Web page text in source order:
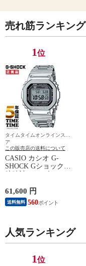
売れ筋ランキング
1位
タイムタイムオンラインスト
ア
この販売店の送料について
CASIO カシオ G-
SHOCK Gショック
シルバー GMW-
B5000D-1JF 【安心の
5年保証】
61,600 円
送料無料 560
人気ランキング
1位